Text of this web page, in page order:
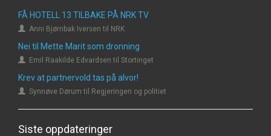
FÅ HOTELL 13 TILBAKE PÅ NRK TV
Anni Bjørnbak Iversen til NRK
Nei til Mette Marit som dronning
Emil Raakilde Edvardsen til Stortinget
Krev at partnervold tas på alvor!
Synnøve Dørum til Regjeringen og politiet
Siste oppdateringer